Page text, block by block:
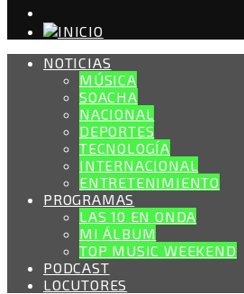
NOTICIAS
MÚSICA
SOACHA
NACIONAL
DEPORTES
TECNOLOGÍA
INTERNACIONAL
ENTRETENIMIENTO
PROGRAMAS
LAS 10 EN ONDA
MI ÁLBUM
TOP MUSIC WEEKEND
PODCAST
LOCUTORES